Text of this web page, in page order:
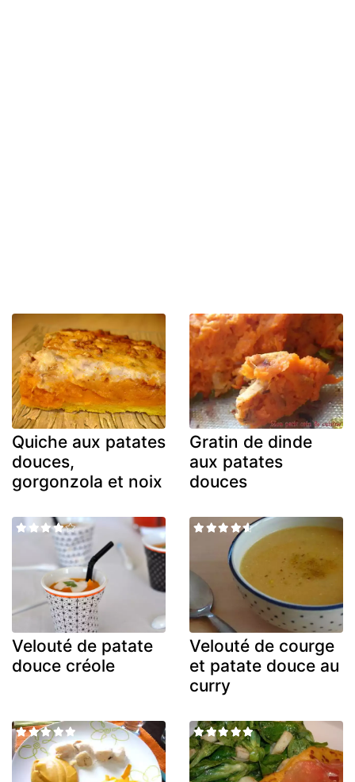
Quiche aux patates
douces,
gorgonzola et noix
Gratin de dinde
aux patates
douces
Velouté de patate
douce créole
Velouté de courge
et patate douce au
curry